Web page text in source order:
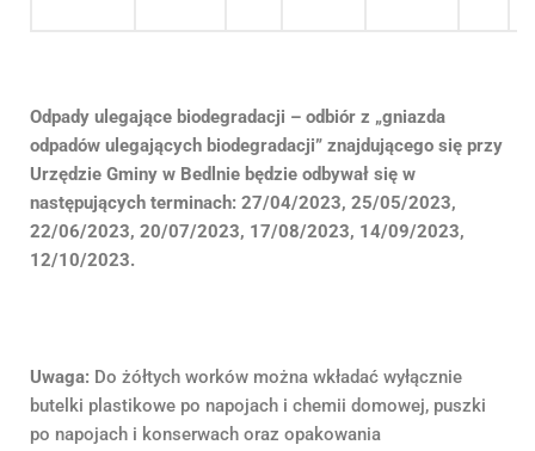
Odpady ulegające biodegradacji – odbiór z „gniazda
odpadów ulegających biodegradacji” znajdującego się przy
Urzędzie Gminy w Bedlnie będzie odbywał się w
następujących terminach: 27/04/2023, 25/05/2023,
22/06/2023, 20/07/2023, 17/08/2023, 14/09/2023,
12/10/2023.
Uwaga: Do żółtych worków można wkładać wyłącznie
butelki plastikowe po napojach i chemii domowej, puszki
po napojach i konserwach oraz opakowania